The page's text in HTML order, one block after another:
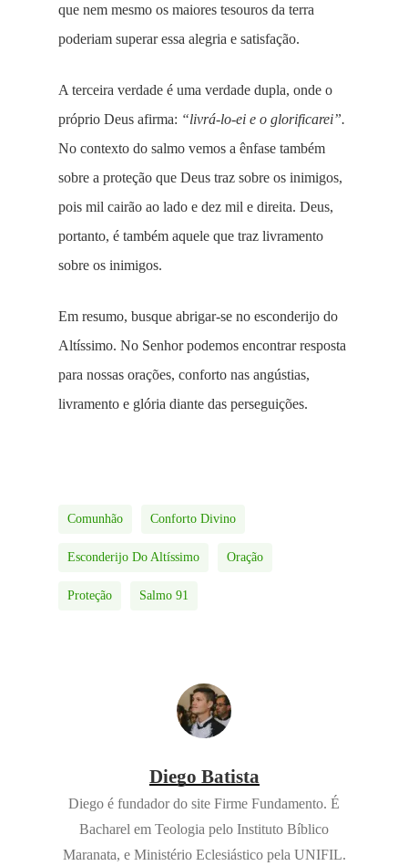
que nem mesmo os maiores tesouros da terra
poderiam superar essa alegria e satisfação.
A terceira verdade é uma verdade dupla, onde o
próprio Deus afirma: “livrá-lo-ei e o glorificarei”.
No contexto do salmo vemos a ênfase também
sobre a proteção que Deus traz sobre os inimigos,
pois mil cairão ao lado e dez mil e direita. Deus,
portanto, é também aquele que traz livramento
sobre os inimigos.
Em resumo, busque abrigar-se no esconderijo do
Altíssimo. No Senhor podemos encontrar resposta
para nossas orações, conforto nas angústias,
livramento e glória diante das perseguições.
Comunhão Conforto Divino
Esconderijo Do Altíssimo Oração
Proteção Salmo 91
Diego Batista
Diego é fundador do site Firme Fundamento. É
Bacharel em Teologia pelo Instituto Bíblico
Maranata, e Ministério Eclesiástico pela UNIFIL.